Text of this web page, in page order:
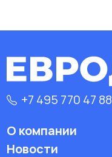
+7 495 770 47 88
О компании
Новости